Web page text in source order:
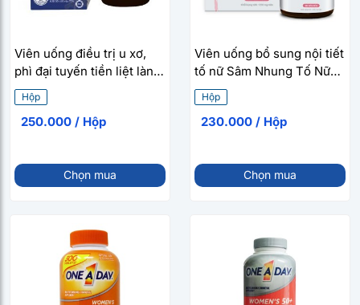
Viên uống điều trị u xơ,
phì đại tuyến tiền liệt lành
tính Tiền liệt an Danapha
Viva (40 viên/hộp)
Hộp
250.000 / Hộp
Chọn mua
Viên uống bổ sung nội tiết
tố nữ Sâm Nhung Tố Nữ
Tuệ Linh (30 viên/hộp)
Hộp
230.000 / Hộp
Chọn mua